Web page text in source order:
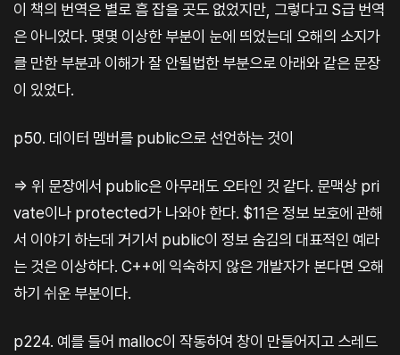
이 책의 번역은 별로 흠 잡을 곳도 없었지만, 그렇다고 S급 번역
은 아니었다. 몇몇 이상한 부분이 눈에 띄었는데 오해의 소지가
클 만한 부분과 이해가 잘 안될법한 부분으로 아래와 같은 문장
이 있었다.
p50. 데이터 멤버를 public으로 선언하는 것이
=> 위 문장에서 public은 아무래도 오타인 것 같다. 문맥상 pri
vate이나 protected가 나와야 한다. $11은 정보 보호에 관해
서 이야기 하는데 거기서 public이 정보 숨김의 대표적인 예라
는 것은 이상하다. C++에 익숙하지 않은 개발자가 본다면 오해
하기 쉬운 부분이다.
p224. 예를 들어 malloc이 작동하여 창이 만들어지고 스레드